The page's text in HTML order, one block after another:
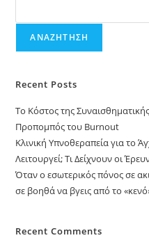
ΑΝΑΖΉΤΗΣΗ
Recent Posts
Το Κόστος της
Προπομπός του Burnout
Κλινική Υπνοθεραπεία για το
Λειτουργεί; Τι Δείχνουν οι
Όταν ο εσωτερικός πόνος σε
σε βοηθά να βγεις από το
Recent Comments